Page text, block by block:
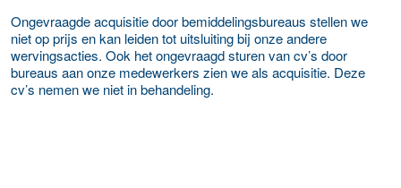
Ongevraagde acquisitie door bemiddelingsbureaus stellen we
niet op prijs en kan leiden tot uitsluiting bij onze andere
wervingsacties. Ook het ongevraagd sturen van cv’s door
bureaus aan onze medewerkers zien we als acquisitie. Deze
cv’s nemen we niet in behandeling.